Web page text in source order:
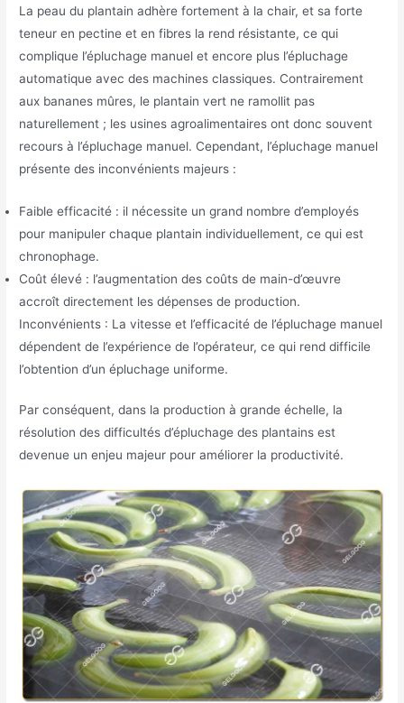
La peau du plantain adhère fortement à la chair, et sa forte
teneur en pectine et en fibres la rend résistante, ce qui
complique l’épluchage manuel et encore plus l’épluchage
automatique avec des machines classiques. Contrairement
aux bananes mûres, le plantain vert ne ramollit pas
naturellement ; les usines agroalimentaires ont donc souvent
recours à l’épluchage manuel. Cependant, l’épluchage manuel
présente des inconvénients majeurs :
Faible efficacité : il nécessite un grand nombre d’employés
pour manipuler chaque plantain individuellement, ce qui est
chronophage.
Coût élevé : l’augmentation des coûts de main-d’œuvre
accroît directement les dépenses de production.
Inconvénients : La vitesse et l’efficacité de l’épluchage manuel
dépendent de l’expérience de l’opérateur, ce qui rend difficile
l’obtention d’un épluchage uniforme.
Par conséquent, dans la production à grande échelle, la
résolution des difficultés d’épluchage des plantains est
devenue un enjeu majeur pour améliorer la productivité.